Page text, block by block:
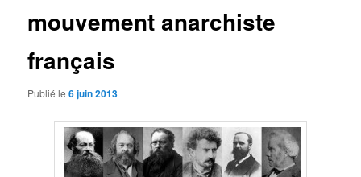
mouvement anarchiste
français
Publié le6 juin 2013